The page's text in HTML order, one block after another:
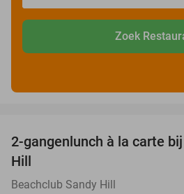
Zoek
2-gangenlunch à la carte
Hill
Beachclub Sandy Hill